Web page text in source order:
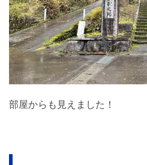
部屋からも見えました！